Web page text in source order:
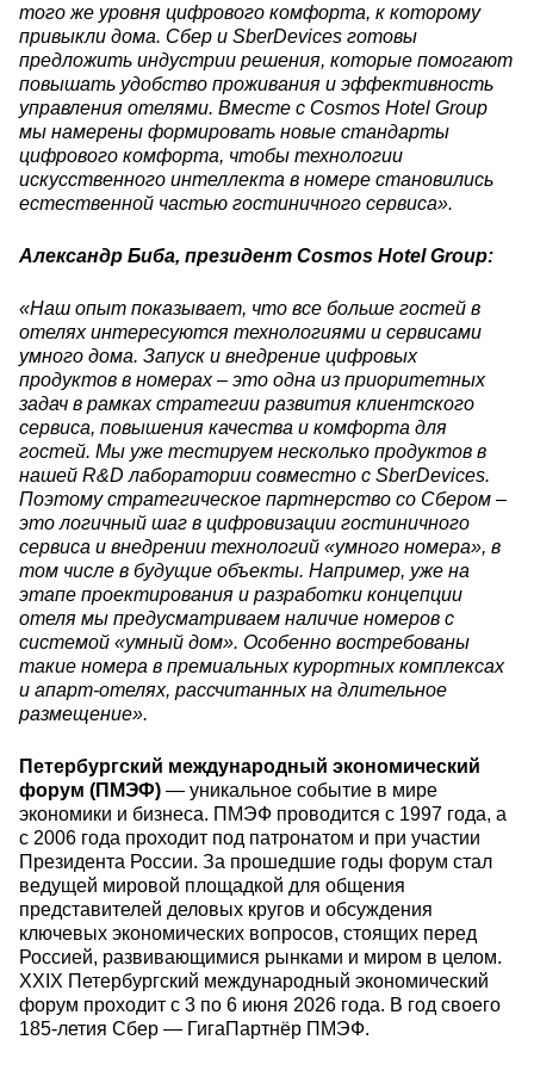
того же уровня цифрового комфорта, к которому
привыкли дома. Сбер и SberDevices готовы
предложить индустрии решения, которые помогают
повышать удобство проживания и эффективность
управления отелями. Вместе с Cosmos Hotel Group
мы намерены формировать новые стандарты
цифрового комфорта, чтобы технологии
искусственного интеллекта в номере становились
естественной частью гостиничного сервиса».
Александр Биба, президент Cosmos Hotel Group:
«Наш опыт показывает, что все больше гостей в
отелях интересуются технологиями и сервисами
умного дома. Запуск и внедрение цифровых
продуктов в номерах – это одна из приоритетных
задач в рамках стратегии развития клиентского
сервиса, повышения качества и комфорта для
гостей. Мы уже тестируем несколько продуктов в
нашей R&D лаборатории совместно с SberDevices.
Поэтому стратегическое партнерство со Сбером –
это логичный шаг в цифровизации гостиничного
сервиса и внедрении технологий «умного номера», в
том числе в будущие объекты. Например, уже на
этапе проектирования и разработки концепции
отеля мы предусматриваем наличие номеров с
системой «умный дом». Особенно востребованы
такие номера в премиальных курортных комплексах
и апарт-отелях, рассчитанных на длительное
размещение».
Петербургский международный экономический
форум (ПМЭФ) — уникальное событие в мире
экономики и бизнеса. ПМЭФ проводится с 1997 года, а
с 2006 года проходит под патронатом и при участии
Президента России. За прошедшие годы форум стал
ведущей мировой площадкой для общения
представителей деловых кругов и обсуждения
ключевых экономических вопросов, стоящих перед
Россией, развивающимися рынками и миром в целом.
XXIX Петербургский международный экономический
форум проходит с 3 по 6 июня 2026 года. В год своего
185-летия Сбер — ГигаПартнёр ПМЭФ.